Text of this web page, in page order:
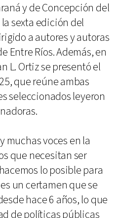
y de Concepción del
sexta edición del
a autores y autoras
Entre Ríos. Además, en
L. Ortiz se presentó el
que reúne ambas
seleccionados leyeron
muchas voces en la
que necesitan ser
lo posible para
un certamen que se
hace 6 años, lo que
de políticas públicas